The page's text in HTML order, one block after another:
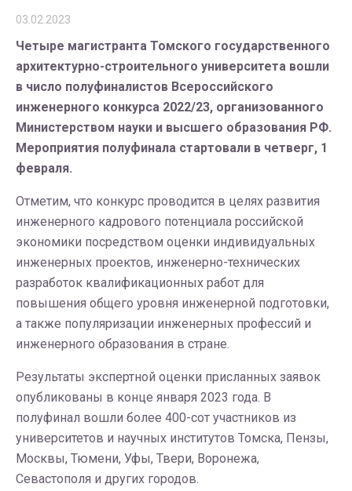
03.02.2023
Четыре магистранта Томского государственного
архитектурно-строительного университета вошли
в число полуфиналистов Всероссийского
инженерного конкурса 2022/23, организованного
Министерством науки и высшего образования РФ.
Мероприятия полуфинала стартовали в четверг, 1
февраля.
Отметим, что конкурс проводится в целях развития
инженерного кадрового потенциала российской
экономики посредством оценки индивидуальных
инженерных проектов, инженерно-технических
разработок квалификационных работ для
повышения общего уровня инженерной подготовки,
а также популяризации инженерных профессий и
инженерного образования в стране.
Результаты экспертной оценки присланных заявок
опубликованы в конце января 2023 года. В
полуфинал вошли более 400-сот участников из
университетов и научных институтов Томска, Пензы,
Москвы, Тюмени, Уфы, Твери, Воронежа,
Севастополя и других городов.